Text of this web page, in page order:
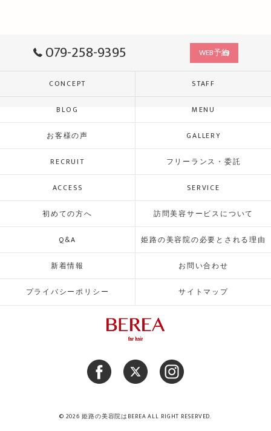
079-258-9395 WEB予約
CONCEPT STAFF
BLOG MENU
お客様の声 GALLERY
RECRUIT フリーランス・委託
ACCESS SERVICE
初めての方へ 訪問美容サービスについて
Q&A 姫路の美容院の必要とされる理由
新着情報 お問い合わせ
プライバシーポリシー サイトマップ
© 2026 姫路の美容院はBEREA ALL RIGHT RESERVED.